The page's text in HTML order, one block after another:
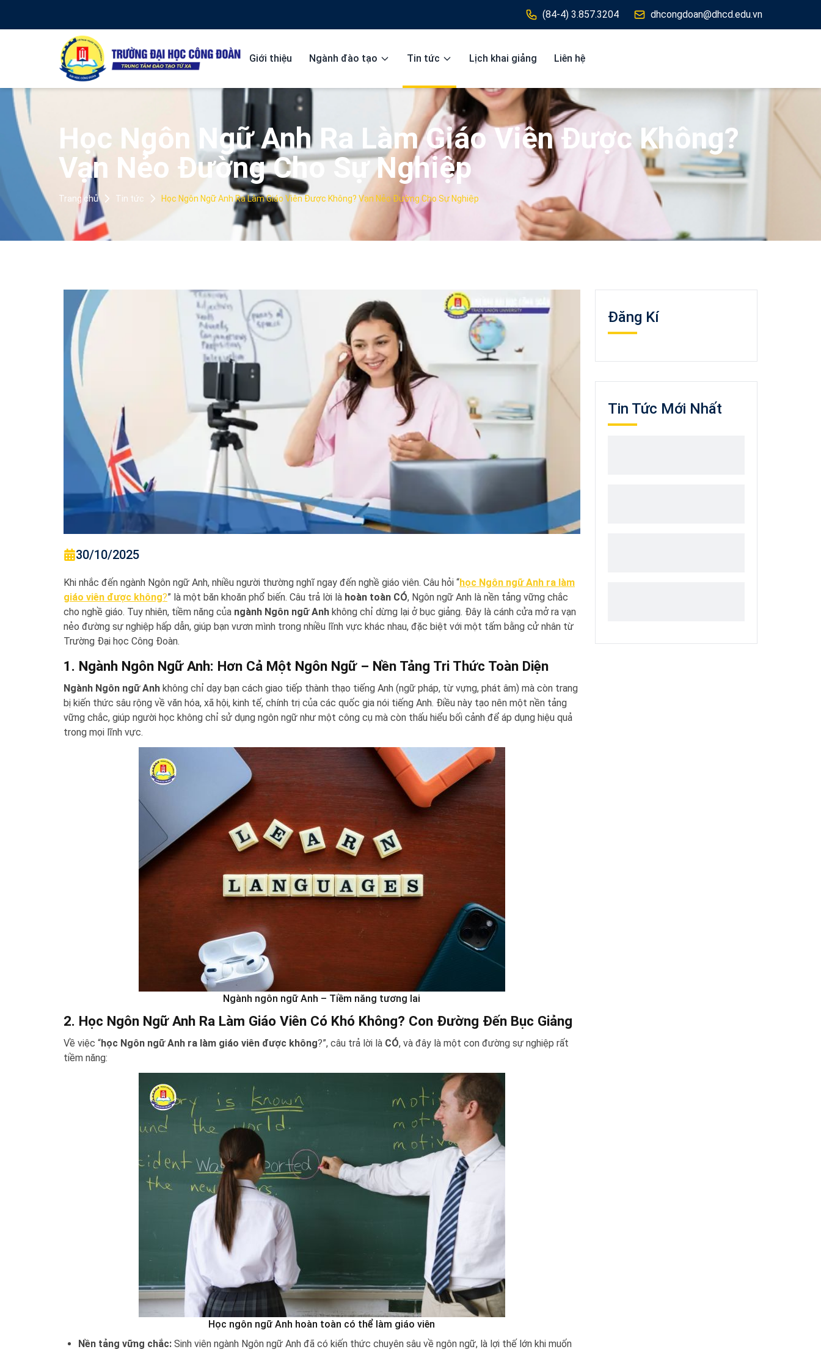
(84-4) 3.857.3204 dhcongdoan@dhcd.edu.vn
Giới thiệu Ngành đào tạo Tin tức Lịch khai giảng Liên hệ
Học Ngôn Ngữ Anh Ra Làm Giáo Viên Được Không?
Vạn Nẻo Đường Cho Sự Nghiệp
Trang chủ Tin tức Học Ngôn Ngữ Anh Ra Làm Giáo Viên Được Không? Vạn Nẻo Đường Cho Sự Nghiệp
30/10/2025
Khi nhắc đến ngành Ngôn ngữ Anh, nhiều người thường nghĩ ngay đến nghề giáo viên. Câu hỏi “học Ngôn ngữ Anh ra làm
giáo viên được không?” là một băn khoăn phổ biến. Câu trả lời là hoàn toàn CÓ, Ngôn ngữ Anh là nền tảng vững chắc
cho nghề giáo. Tuy nhiên, tiềm năng của ngành Ngôn ngữ Anh không chỉ dừng lại ở bục giảng. Đây là cánh cửa mở ra vạn
nẻo đường sự nghiệp hấp dẫn, giúp bạn vươn mình trong nhiều lĩnh vực khác nhau, đặc biệt với một tấm bằng cử nhân từ
Trường Đại học Công Đoàn.
1. Ngành Ngôn Ngữ Anh: Hơn Cả Một Ngôn Ngữ – Nền Tảng Tri Thức Toàn Diện
Ngành Ngôn ngữ Anh không chỉ dạy bạn cách giao tiếp thành thạo tiếng Anh (ngữ pháp, từ vựng, phát âm) mà còn trang
bị kiến thức sâu rộng về văn hóa, xã hội, kinh tế, chính trị của các quốc gia nói tiếng Anh. Điều này tạo nên một nền tảng
vững chắc, giúp người học không chỉ sử dụng ngôn ngữ như một công cụ mà còn thấu hiểu bối cảnh để áp dụng hiệu quả
trong mọi lĩnh vực.
Ngành ngôn ngữ Anh – Tiềm năng tương lai
2. Học Ngôn Ngữ Anh Ra Làm Giáo Viên Có Khó Không? Con Đường Đến Bục Giảng
Về việc “học Ngôn ngữ Anh ra làm giáo viên được không?”, câu trả lời là CÓ, và đây là một con đường sự nghiệp rất
tiềm năng:
Học ngôn ngữ Anh hoàn toàn có thể làm giáo viên
Nền tảng vững chắc: Sinh viên ngành Ngôn ngữ Anh đã có kiến thức chuyên sâu về ngôn ngữ, là lợi thế lớn khi muốn
Đăng Kí
Tin Tức Mới Nhất